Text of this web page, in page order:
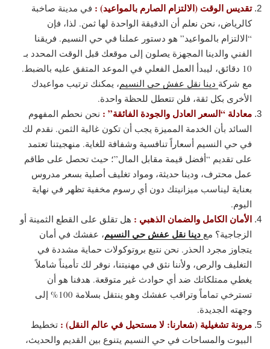
تقديس الوقت (الالتزام الصارم بالمواعيد) : في مدينة صاخبة
كالرياض، نحن نعلم أن الدقيقة الواحدة لها ثمن. لذا، فإن
“الالتزام بالمواعيد” هو دستور عملنا في حي النسيم. فريقنا
الفني والدينا المجهزة يصلون إلى موقعك قبل الوقت المحدد بـ
10 دقائق، ليبدأ العمل الفعلي في الموعد المتفق عليه بالضبط.
مع شركة دينا نقل عفش حي النسيم، يمكنك ترتيب مواعيدك
الأخرى بكل ثقة، فلن تتعطل للحظة واحدة.
معادلة “السعر العادل والجودة الفائقة” : نحن نحطم المفهوم
السائد بأن الخدمة المميزة يجب أن تكون غالية الثمن. نقدم لك
في حي النسيم أسعاراً تنافسية وشفافة للغاية. منهجيتنا تعتمد
على تقديم “أفضل قيمة مقابل المال”؛ حيث تحصل على طاقم
عمل محترف، ودينا حديثة، ومواد تغليف أصلية بسعر مدروس
بعناية ليناسب ميزانيتك دون أي رسوم مخفية تظهر في نهاية
اليوم.
الأمان الكامل والضمان الذهبي : هل تقلق على القطع الثمينة أو
الزجاجية؟ مع دينا نقل عفش حي النسيم، عفشك في أمان
يتجاوز مجرد الحذر. نحن نتبع بروتوكولات حماية مشددة في
التغليف والرص، ولأننا نثق في مهنيتنا، نوفر لك تأميناً شاملاً
يغطي ممتلكاتك ضد أي حوادث غير متوقعة. هدفنا هو أن
تسترخي تماماً وتراقب عفشك وهو ينتقل بسلامة 100% إلى
وجهته الجديدة.
مرونة تشغيلية (شعارنا: لا مستحيل في عالم النقل) : تخطيط
البيوت والمساحات في حي النسيم يتنوع بين القديم والحديث،